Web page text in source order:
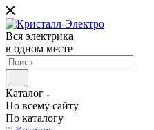
Вся электрика
в одном месте
Каталог
По всему сайту
По каталогу